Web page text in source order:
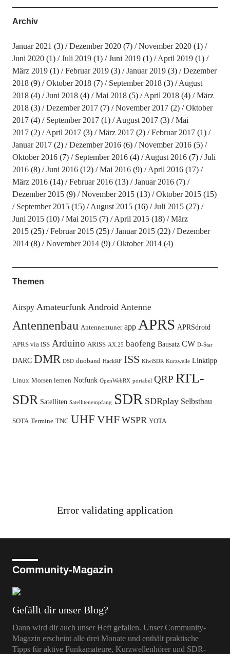
Archiv
Januar 2021 (3) Dezember 2020(7) November 2020(1)
Juni 2020(1) Juli 2019(1) Juni 2019(1) April 2019(1)
März 2019(1) Februar 2019(3) Januar 2019(3)
Dezember
2018(9) Oktober 2018(7) September 2018(3)
August
2018(4) Juni 2018(4) Mai 2018(5) April 2018(4)
März
2018(3) Dezember 2017(7) November 2017(2)
Oktober
2017(4) September 2017(1) August 2017(3)
Mai
2017(2) April 2017(3) März 2017(2) Februar 2017(1)
Januar 2017(2) Dezember 2016(6) November 2016(5)
Oktober 2016(7) September 2016(4) August 2016(7)
Juli
2016(8) Juni 2016(12) Mai 2016(9) April 2016(17)
März 2016(14) Februar 2016(13) Januar 2016(7)
Dezember 2015(9) November 2015(13) Oktober 2015(15)
September 2015(15) August 2015(16) Juli 2015(27)
Juni 2015(10) Mai 2015(7) April 2015(18)
März
2015(25) Februar 2015(25) Januar 2015(22)
Dezember
2014(8) November 2014(9) Oktober 2014(4)
Themen
Airspy Amateurfunk Android Antenne
Antennenbau Antennentuner app APRS APRSdroid
APRS via ISS Arduino ARISS AX.25 baofeng Bausatz CW D-Star
DARC DMR DSD duoband HackRF ISS KiwiSDR Kurzwelle Linktipp
Linux Morsen lernen Notfunk OpenWebRX portabel QRP RTL-
SDR Satelliten Satellitenempfang SDR SDRplay Selbstbau
SOTA Termine TNC UHF VHF WSPR YOTA
Error validating application
Community-Magazin
Gefällt dir unser Blog?
Dann wird dir auch unser Heft gefallen. Unser Community-
Magazin erscheint alle drei Monate und enthält praktische
Tipps für aktive Funkamateure, Kurzwellenhörer und SDR-